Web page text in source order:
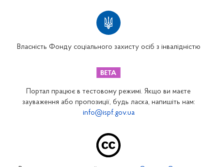
Закарпатське відділення
Запорізьке відділення
Власність Фонду соціального захисту осіб з інвалідністю
Портал працює в тестовому режимі. Якщо ви маєте
зауваження або пропозиції, будь ласка, напишіть нам:
info@ispf.gov.ua